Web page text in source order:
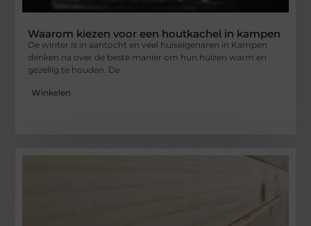
Waarom kiezen voor een houtkachel in kampen
De winter is in aantocht en veel huiseigenaren in Kampen
denken na over de beste manier om hun huizen warm en
gezellig te houden. De
Winkelen